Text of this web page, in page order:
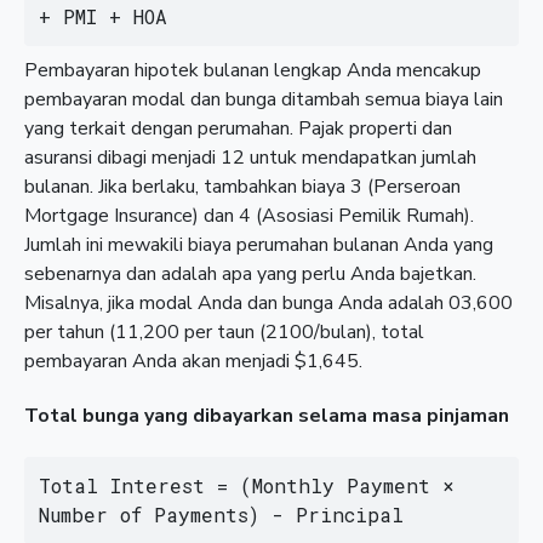
+ PMI + HOA
Pembayaran hipotek bulanan lengkap Anda mencakup
pembayaran modal dan bunga ditambah semua biaya lain
yang terkait dengan perumahan. Pajak properti dan
asuransi dibagi menjadi 12 untuk mendapatkan jumlah
bulanan. Jika berlaku, tambahkan biaya 3 (Perseroan
Mortgage Insurance) dan 4 (Asosiasi Pemilik Rumah).
Jumlah ini mewakili biaya perumahan bulanan Anda yang
sebenarnya dan adalah apa yang perlu Anda bajetkan.
Misalnya, jika modal Anda dan bunga Anda adalah 03,600
per tahun (11,200 per taun (2100/bulan), total
pembayaran Anda akan menjadi $1,645.
Total bunga yang dibayarkan selama masa pinjaman
Total Interest = (Monthly Payment ×
Number of Payments) - Principal